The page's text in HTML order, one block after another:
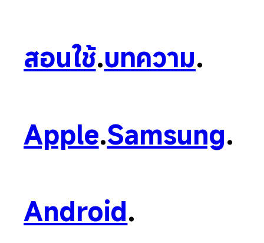
สอนใช้.บทความ.
Apple.Samsung.
Android.